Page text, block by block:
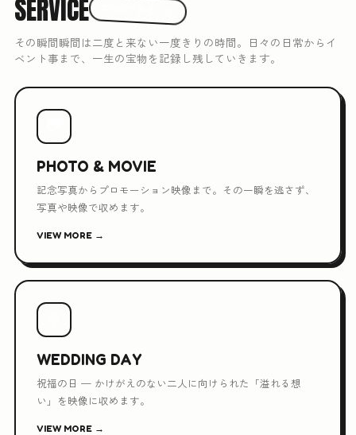
SERVICE
その瞬間瞬間は二度と来ない一度きりの時間。日々の日常からイ
ベント事まで、一生の宝物を記録し残していきます。
PHOTO & MOVIE
記念写真からプロモーション映像まで。その一瞬を逃さず、
写真や映像で収めます。
VIEW MORE →
WEDDING DAY
祝福の日 — かけがえのない二人に向けられた「溢れる想
い」を映像に収めます。
VIEW MORE →